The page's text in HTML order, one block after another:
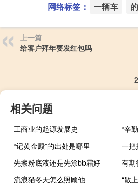
网络标签： 一辆车
上一篇
给客户拜年要发红包吗
相关问题
工商业的起源发展史
“辛
“记黄金殿”的出处是哪里
先擦粉底液还是先涂bb霜好
流浪猫冬天怎么照顾他
“散